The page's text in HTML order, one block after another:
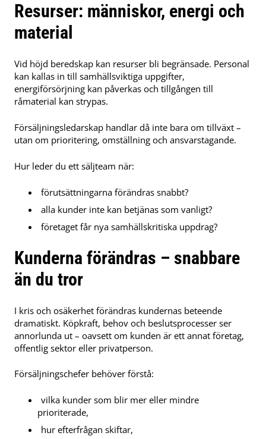
Resurser: människor, energi och
material
Vid höjd beredskap kan resurser bli begränsade. Personal
kan kallas in till samhällsviktiga uppgifter,
energiförsörjning kan påverkas och tillgången till
råmaterial kan strypas.
Försäljningsledarskap handlar då inte bara om tillväxt –
utan om prioritering, omställning och ansvarstagande.
Hur leder du ett säljteam när:
förutsättningarna förändras snabbt?
alla kunder inte kan betjänas som vanligt?
företaget får nya samhällskritiska uppdrag?
Kunderna förändras – snabbare
än du tror
I kris och osäkerhet förändras kundernas beteende
dramatiskt. Köpkraft, behov och beslutsprocesser ser
annorlunda ut – oavsett om kunden är ett annat företag,
offentlig sektor eller privatperson.
Försäljningschefer behöver förstå:
vilka kunder som blir mer eller mindre
prioriterade,
hur efterfrågan skiftar,